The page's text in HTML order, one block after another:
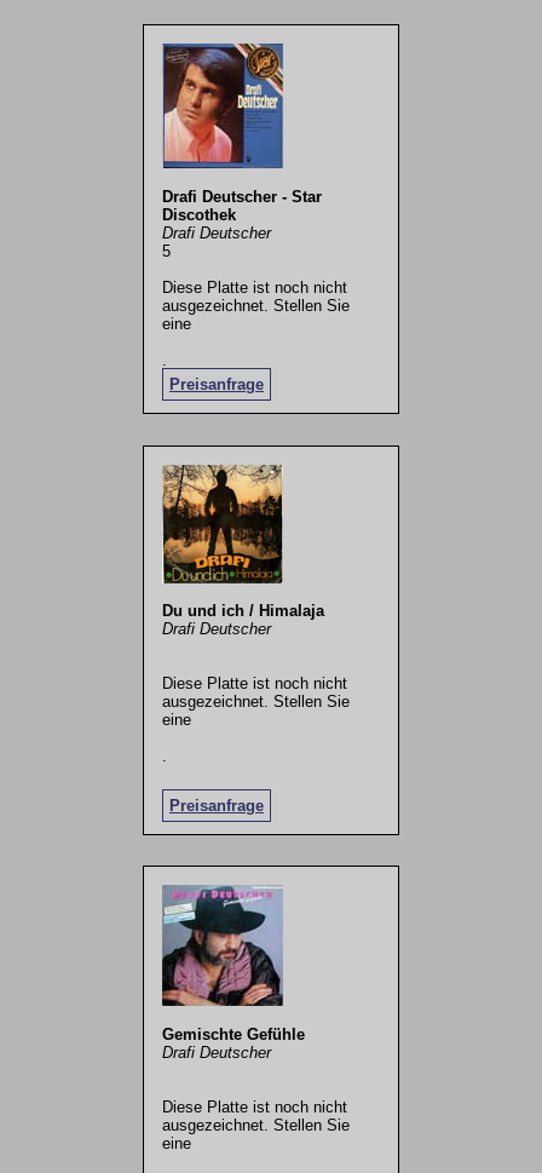
Drafi Deutscher - Star
Discothek
Drafi Deutscher
5
Diese Platte ist noch nicht
ausgezeichnet. Stellen Sie
eine
Preisanfrage
Du und ich / Himalaja
Drafi Deutscher
Diese Platte ist noch nicht
ausgezeichnet. Stellen Sie
eine
Preisanfrage
.
Gemischte Gefühle
Drafi Deutscher
Diese Platte ist noch nicht
ausgezeichnet. Stellen Sie
eine